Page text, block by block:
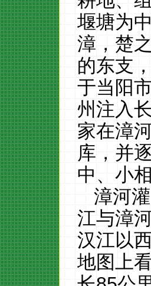
堰塘为
漳，楚
的东支
于当阳
州注入
家在漳
库，并
中、小
漳河
江与漳
汉江以
地图上